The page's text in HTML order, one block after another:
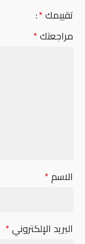
تقييمك*
مراجعتك*
الاسم*
البريد الإلكتروني*